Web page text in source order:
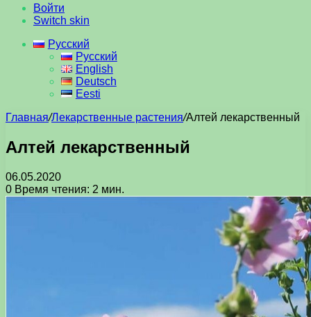
Войти
Switch skin
Русский
Русский
English
Deutsch
Eesti
Главная/Лекарственные растения/Алтей лекарственный
Алтей лекарственный
06.05.2020
0 Время чтения: 2 мин.